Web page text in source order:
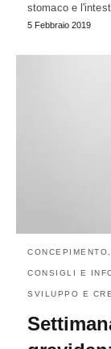
stomaco e
5 Febbraio 2019
CONSIGLI E
SVILUPPO E